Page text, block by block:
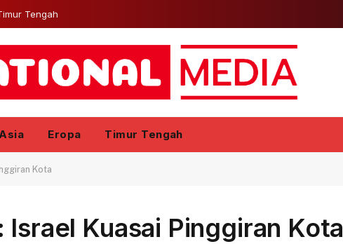
Tengah
Eropa Timur Tengah
Kota
Israel Kuasai Pinggiran Kota